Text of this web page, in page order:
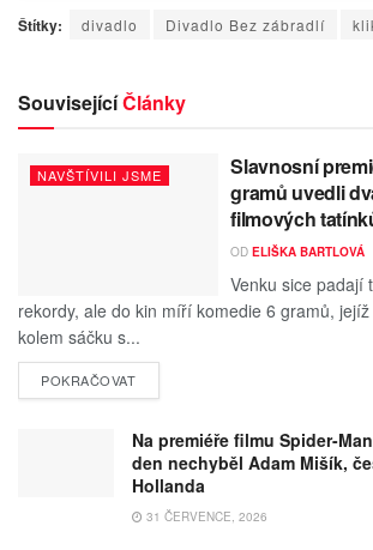
Štítky: divadlo Divadlo Bez zábradlí
SouvisejícíČlánky
NAVŠTÍVILI JSME
Slavnosní
gramů uvedli
filmových
OD ELIŠKA BARTLOVÁ
Venku sice padají
rekordy, ale do kin míří komedie 6 gramů,
kolem sáčku s...
POKRAČOVAT
Na premiéře filmu Spider-
den nechyběl Adam Mišík,
Hollanda
31 ČERVENCE, 2026